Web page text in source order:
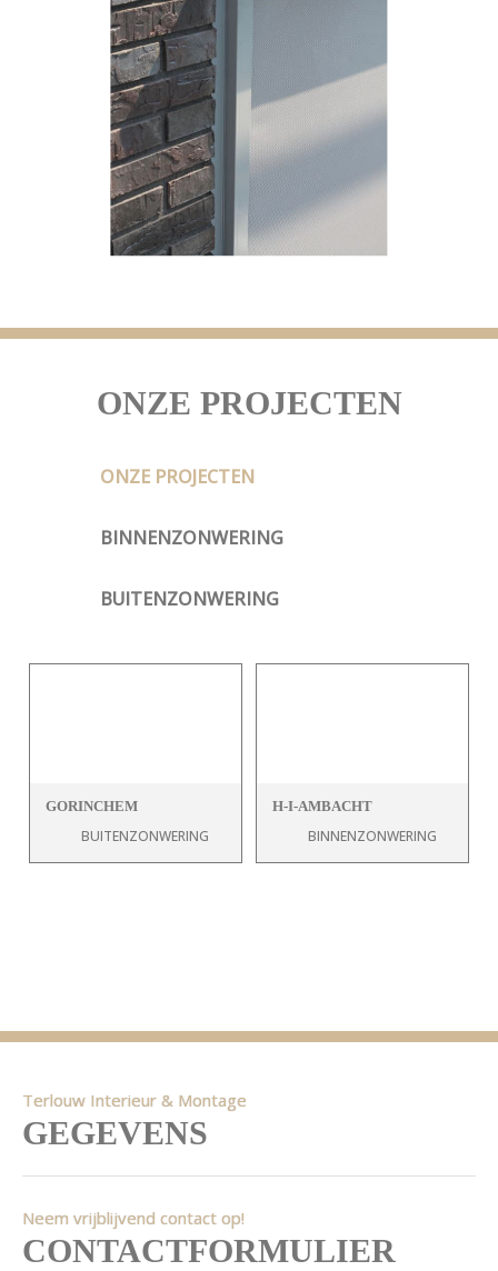
ONZE PROJECTEN
ONZE PROJECTEN
BINNENZONWERING
BUITENZONWERING
GORINCHEM
BUITENZONWERING
H-I-AMBACHT
BINNENZONWERING
Terlouw Interieur & Montage
GEGEVENS
Neem vrijblijvend contact op!
CONTACTFORMULIER